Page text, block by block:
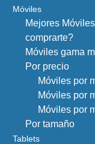
Móviles
Mejores
comprarte?
Móviles gama
Por precio
Móviles por
Móviles por
Móviles por
Por tamaño
Tablets